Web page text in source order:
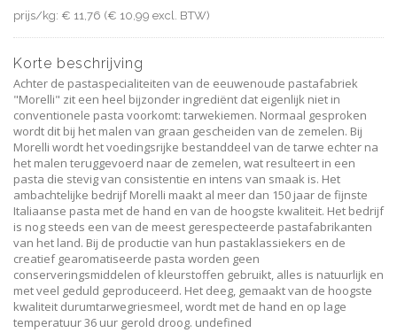
prijs/kg: € 11,76 (€ 10,99 excl. BTW)
Korte beschrijving
Achter de pastaspecialiteiten van de eeuwenoude pastafabriek
"Morelli" zit een heel bijzonder ingrediënt dat eigenlijk niet in
conventionele pasta voorkomt: tarwekiemen. Normaal gesproken
wordt dit bij het malen van graan gescheiden van de zemelen. Bij
Morelli wordt het voedingsrijke bestanddeel van de tarwe echter na
het malen teruggevoerd naar de zemelen, wat resulteert in een
pasta die stevig van consistentie en intens van smaak is. Het
ambachtelijke bedrijf Morelli maakt al meer dan 150 jaar de fijnste
Italiaanse pasta met de hand en van de hoogste kwaliteit. Het bedrijf
is nog steeds een van de meest gerespecteerde pastafabrikanten
van het land. Bij de productie van hun pastaklassiekers en de
creatief gearomatiseerde pasta worden geen
conserveringsmiddelen of kleurstoffen gebruikt, alles is natuurlijk en
met veel geduld geproduceerd. Het deeg, gemaakt van de hoogste
kwaliteit durumtarwegriesmeel, wordt met de hand en op lage
temperatuur 36 uur gerold droog. undefined